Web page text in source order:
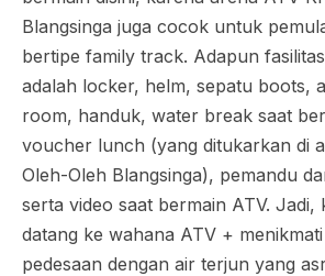
Blangsinga juga cocok untuk
bertipe family track. Adapun
adalah locker, helm, sepatu boots,
room, handuk, water break saat
voucher lunch (yang ditukarkan di
Oleh-Oleh Blangsinga), pemandu
serta video saat bermain ATV. Jadi,
datang ke wahana ATV +
pedesaan dengan air terjun yang